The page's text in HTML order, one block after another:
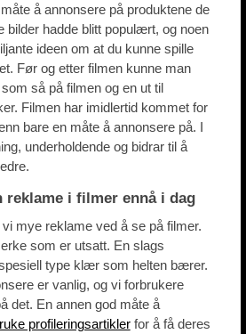
å annonsere på produktene de
bilder hadde blitt populært, og noen
ideen om at du kunne spille
Før og etter filmen kunne man
så på filmen og en ut til
Filmen har imidlertid kommet for
bare en måte å annonsere på. I
underholdende og bidrar til å
reklame i filmer ennå i dag
mye reklame ved å se på filmer.
som er utsatt. En slags
type klær som helten bærer.
er vanlig, og vi forbrukere
det. En annen god måte å
profileringsartiklerfor å få deres